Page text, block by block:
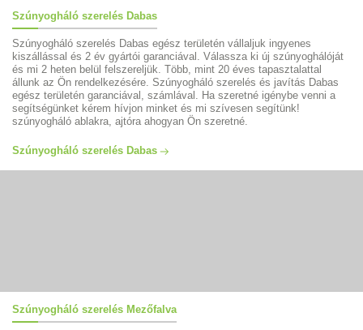
Szúnyogháló szerelés Dabas
Szúnyogháló szerelés Dabas egész területén vállaljuk ingyenes
kiszállással és 2 év gyártói garanciával. Válassza ki új szúnyoghálóját
és mi 2 heten belül felszereljük. Több, mint 20 éves tapasztalattal
állunk az Ön rendelkezésére. Szúnyogháló szerelés és javítás Dabas
egész területén garanciával, számlával. Ha szeretné igénybe venni a
segítségünket kérem hívjon minket és mi szívesen segítünk!
szúnyogháló ablakra, ajtóra ahogyan Ön szeretné.
Szúnyogháló szerelés Dabas
Szúnyogháló szerelés Mezőfalva